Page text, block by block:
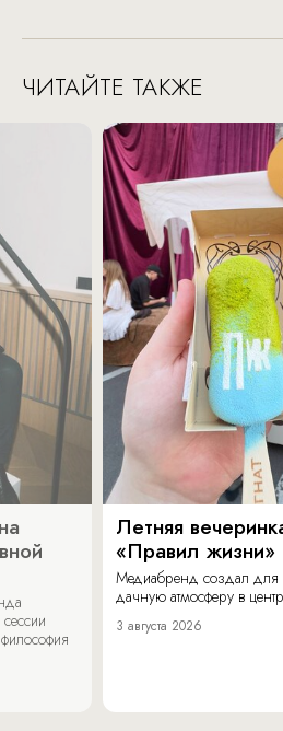
ЧИТАЙТЕ ТАКЖЕ
Летняя
«Правил жизни»
Медиабренд создал для
дачную атмосферу в
3 августа 2026